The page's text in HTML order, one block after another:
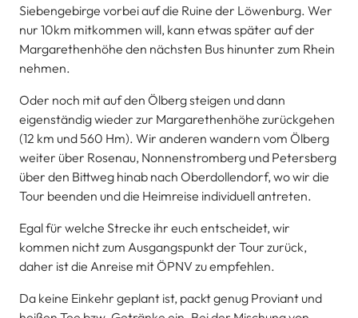
Siebengebirge vorbei auf die Ruine der Löwenburg. Wer
nur 10km mitkommen will, kann etwas später auf der
Margarethenhöhe den nächsten Bus hinunter zum Rhein
nehmen.
Oder noch mit auf den Ölberg steigen und dann
eigenständig wieder zur Margarethenhöhe zurückgehen
(12 km und 560 Hm). Wir anderen wandern vom Ölberg
weiter über Rosenau, Nonnenstromberg und Petersberg
über den Bittweg hinab nach Oberdollendorf, wo wir die
Tour beenden und die Heimreise individuell antreten.
Egal für welche Strecke ihr euch entscheidet, wir
kommen nicht zum Ausgangspunkt der Tour zurück,
daher ist die Anreise mit ÖPNV zu empfehlen.
Da keine Einkehr geplant ist, packt genug Proviant und